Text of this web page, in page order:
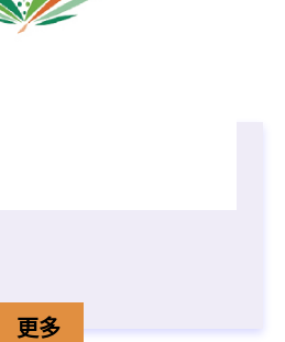
六色思維教學的
更多詳情